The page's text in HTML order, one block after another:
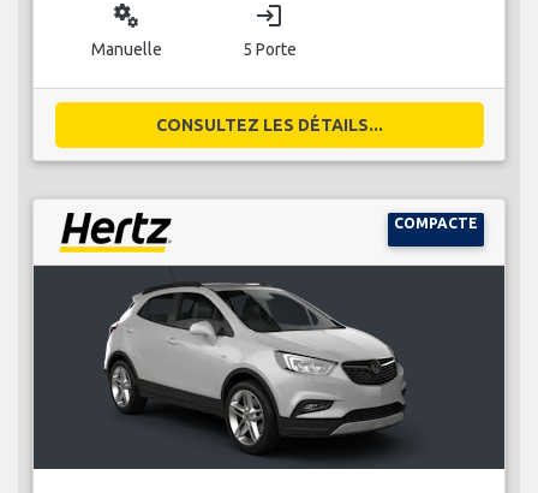
miscellaneous_services
Manuelle
login
5 Porte
CONSULTEZ LES DÉTAILS...
COMPACTE